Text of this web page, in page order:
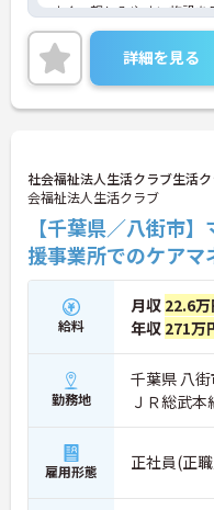
すく、親しみやすい施設
のある方は担当アドバイ
い。
詳細を見る
社会福祉法人生活クラブ生活
会福祉法人生活クラブ
【千葉県／八街市
援事業所でのケアマ
給料
月収 22.6
年収 271万
勤務地
千葉県 八
ＪＲ総武
雇用形態 正社員(正